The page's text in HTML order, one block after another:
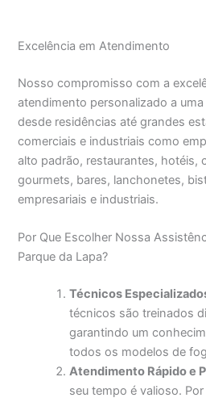
Excelência em Atendimento
Nosso compromisso com a
atendimento personalizado a
desde residências até grandes
comerciais e industriais como
alto padrão, restaurantes, hotéis,
gourmets, bares, lanchonetes,
empresariais e industriais.
Por Que Escolher Nossa
Parque da Lapa?
Técnicos
técnicos são treinados
garantindo um
todos os modelos de
Atendimento Rápido e
seu tempo é valioso.